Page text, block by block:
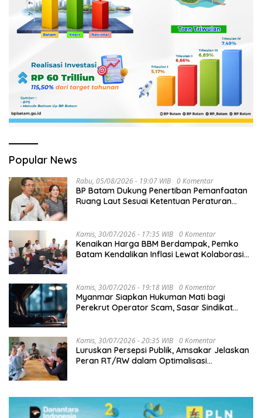
Popular News
Rabu, 05/08/2026 - 19:07 WIB 0 Komentar
BP Batam Dukung Penertiban Pemanfaatan
Ruang Laut Sesuai Ketentuan Peraturan
Kamis, 30/07/2026 - 17:35 WIB 0 Komentar
Kenaikan Harga BBM Berdampak, Pemko
Batam Kendalikan Inflasi Lewat Kolaborasi
Kamis, 30/07/2026 - 19:18 WIB 0 Komentar
Myanmar Siapkan Hukuman Mati bagi
Perekrut Operator Scam, Sasar Sindikat
Kamis, 30/07/2026 - 20:35 WIB 0 Komentar
Luruskan Persepsi Publik, Amsakar Jelaskan
Peran RT/RW dalam Optimalisasi